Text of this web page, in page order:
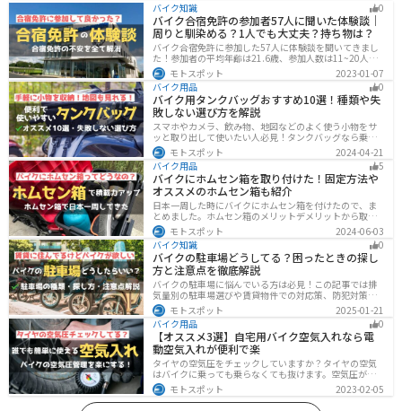
バイク知識 0
バイク合宿免許の参加者57人に聞いた体験談｜
周りと馴染める？1人でも大丈夫？持ち物は？
バイク合宿免許に参加した57人に体験談を聞いてきまし
た！参加者の平均年齢は21.6歳、参加人数は11~20人な
ど統計情報や人間関係はどうだったのか、持っていくべ
きものなど参加する前に知っておきたい情報をまとめま
した。
モトスポット
2023-01-07
バイク用品
0
バイク用タンクバッグおすすめ10選！種類や失
敗しない選び方を解説
スマホやカメラ、飲み物、地図などのよく使う小物をサ
ッと取り出して使いたい人必見！タンクバッグなら乗車
中でも簡単に荷物を確認できます。脱着もマグネットや
吸盤でつけるだけで非常に簡単、しっかり固定したい人
はベルトを使うこともできます。
モトスポット
2024-04-21
バイク用品
5
バイクにホムセン箱を取り付けた！固定方法や
オススメのホムセン箱も紹介
日本一周した時にバイクにホムセン箱を付けたので、ま
とめました。ホムセン箱のメリットデメリットから取り
付け方法、実際につけてどううだったのか、オススメの
ホムセン箱まで全て解説します。バイクにホムセン箱を
付けたいと思っている人はぜひ参考にしてください。
モトスポット
2024-06-03
バイク知識
0
バイクの駐車場どうしてる？困ったときの探し
方と注意点を徹底解説
バイクの駐車場に悩んでいる方は必見！この記事では排
気量別の駐車場選びや賃貸物件での対応策、防犯対策を
解説します。実は駐車場の種類やマナーを押さえるだけ
で快適なバイクライフが実現可能です。記事を読み駐車
場探しのコツをぜひチェックしてください。
モトスポット
2025-01-21
バイク用品
0
【オススメ3選】自宅用バイク空気入れなら電
動空気入れが便利で楽
タイヤの空気圧をチェックしていますか？タイヤの空気
はバイクに乗っても乗らなくても抜けます。空気圧が下
がると走行性能・燃費・安全性に影響します。空気圧は
常に自分で管理できるようにしておきましょう。楽に使
えるオススメ空気入れをまとめたので、参考にしてくだ
モトスポット 2023-02-05